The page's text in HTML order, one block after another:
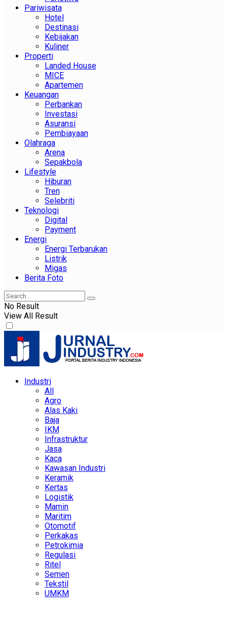
Pariwisata
Hotel
Destinasi
Kebijakan
Kuliner
Properti
Landed House
MICE
Apartemen
Keuangan
Perbankan
Investasi
Asuransi
Pembiayaan
Olahraga
Arena
Sepakbola
Lifestyle
Hiburan
Tren
Selebriti
Teknologi
Digital
Payment
Energi
Energi Terbarukan
Listrik
Migas
Berita Foto
No Result
View All Result
Industri
All
Agro
Alas Kaki
Baja
IKM
Infrastruktur
Jasa
Kaca
Kawasan Industri
Keramik
Kertas
Logistik
Mamin
Maritim
Otomotif
Perkakas
Petrokimia
Regulasi
Ritel
Semen
Tekstil
UMKM